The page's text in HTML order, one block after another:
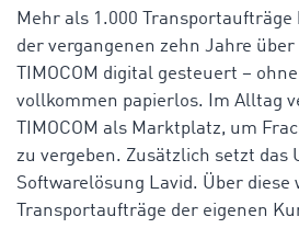
Mehr als 1.000
der vergangenen zehn Jahre über
TIMOCOM digital gesteuert –
vollkommen papierlos. Im Alltag
TIMOCOM als Marktplatz, um
zu vergeben. Zusätzlich setzt das
Softwarelösung Lavid. Über diese
Transportaufträge der eigenen